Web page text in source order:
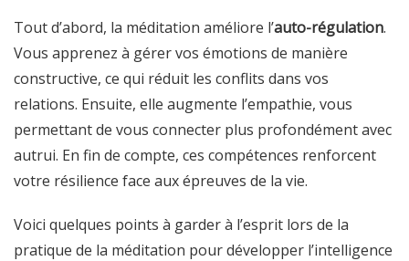
Tout d’abord, la méditation améliore l’auto-régulation.
Vous apprenez à gérer vos émotions de manière
constructive, ce qui réduit les conflits dans vos
relations. Ensuite, elle augmente l’empathie, vous
permettant de vous connecter plus profondément avec
autrui. En fin de compte, ces compétences renforcent
votre résilience face aux épreuves de la vie.
Voici quelques points à garder à l’esprit lors de la
pratique de la méditation pour développer l’intelligence